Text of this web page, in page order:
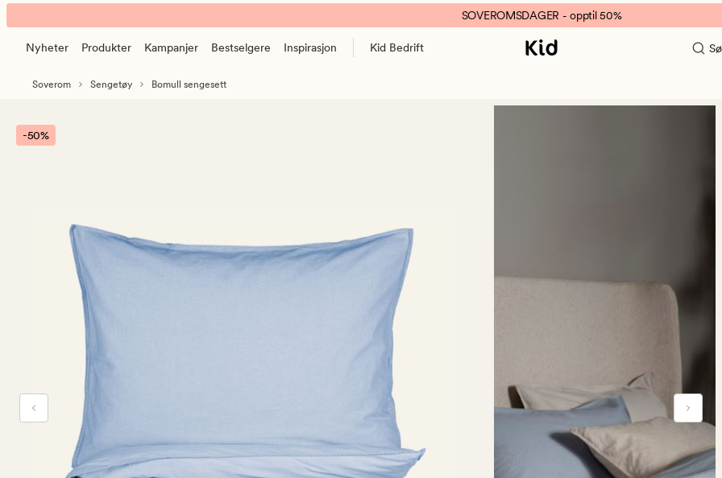
Carol
bomull
sengesett
banner.
Klikk
pause.
SOVEROMSDAGER - opptil 50%
Nyheter Produkter Kampanjer Bestselgere Inspirasjon Kid Bedrift
Soverom Sengetøy Bomull sengesett
-50%